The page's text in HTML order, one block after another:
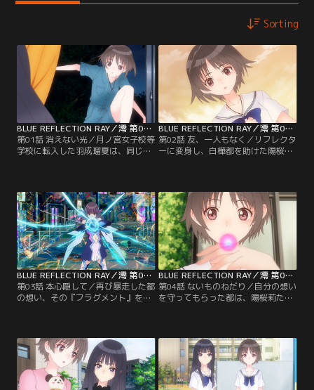
Sorting
BLUE REFLECTION RAY／澪 第01話
第01話 消えない光／月ノ宮女子校等
学校に転入した羽成瑠夏は、同じ指
を突き進む陽桜莉と、人との付き合
い方が分からず不器用な瑠夏。正反
対の二人は、寮の部屋が同じになる
など、何かとつるんでいく。そんな
中、同じ学校の白樺都に異変が現
れ…。【提供：バンダイチャンネ
ル】
BLUE REFLECTION RAY／澪 第02話
第02話 友、一人もなく／リフレクタ
ーに変身し、白樺都を助けた陽桜
れるならと、リフレクターになるこ
とを即決する陽桜莉。対して迷いを
捨てきれない瑠夏は、変身すること
も出来ずにいた。陽桜莉は迷う瑠夏
を、自分の家へと招待する。【提
供：バンダイチャンネル】
BLUE REFLECTION RAY／澪 第03話
第03話 本心隠して／再び暴走した都
の想い、その『フラグメント』を狙
ていた。同じリフレクターが少女を
傷つけていた事実に、ショックを隠
せない陽桜莉と瑠夏。【提供：バン
ダイチャンネル】
BLUE REFLECTION RAY／澪 第04話
第04話 ないものねだり／自分の想い
を守ってもらった都は、陽桜莉たち
取った陽桜莉たちは、モモを含めた
4人での活動をスタートさせる。
【提供：バンダイチャンネル】